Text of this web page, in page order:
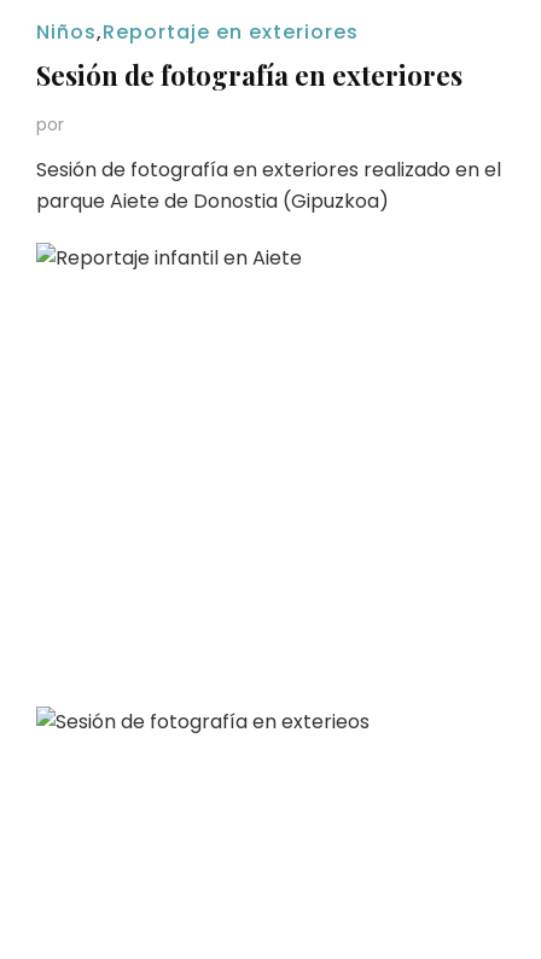
Niños,Reportaje en exteriores
Sesión de fotografía en exteriores
por
Sesión de fotografía en exteriores realizado en el
parque Aiete de Donostia (Gipuzkoa)